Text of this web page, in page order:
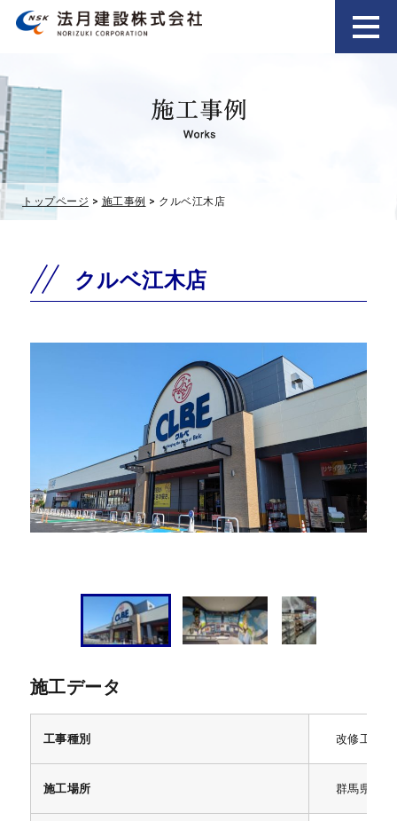
トップページ > 施工事例 > クルベ江木店
クルベ江木店
施工データ
工事種別 改修工事
施工場所 群馬県